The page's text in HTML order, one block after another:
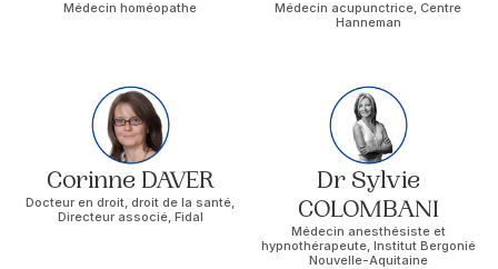
Médecin homéopathe
Médecin acupunctrice, Centre
Hanneman
Corinne DAVER
Docteur en droit, droit de la santé,
Directeur associé, Fidal
Dr Sylvie
COLOMBANI
Médecin anesthésiste et
hypnothérapeute, Institut Bergonié
Nouvelle-Aquitaine